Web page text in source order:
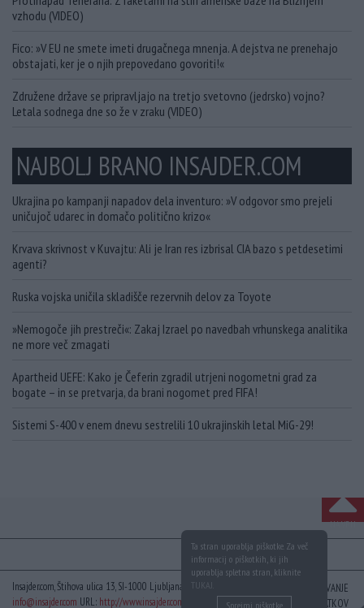
vzhodu (VIDEO)
Fico: »V EU ne smete imeti drugačnega mnenja. A dejstva ne prenehajo
obstajati, ker je o njih prepovedano govoriti!«
Združene države se pripravljajo na tretjo svetovno (jedrsko) vojno?
Letala sodnega dne so že v zraku (VIDEO)
NAJBOLJ BRANO INSAJDER.COM
Ukrajina po kampanji napadov dela inventuro: »V odgovor smo prejeli
uničujoč udarec in domačo politično krizo«
Krvava skrivnost v Kuvajtu: Ali je Iran res izbrisal CIA bazo s petdesetimi
agenti?
Ruska vojska uničila skladišče rezervnih delov za Toyote
»Nemogoče jih prestreči«: Zakaj Izrael po navedbah vrhunskega analitika
ne more več zmagati
Apartheid UEFE: Kako je Čeferin zgradil utrjeni nogometni grad za
bogate – in se pretvarja, da brani nogomet pred FIFA!
Sistemi S-400 v enem dnevu sestrelili 10 ukrajinskih letal MiG-29!
NA VRH
Insajder.com, Štihova ulica 13, SI-1000 Ljubljana, Slovenija | E-mail:
info@insajder.com URL: http://www.insajder.com
VAROVANJE
PODATKOV
Ta stran uporablja piškotke. Za več
informacij o piškotkih, ki jih
uporablja spletna stran, kliknite
TUKAJ
Sprejmi piškotke